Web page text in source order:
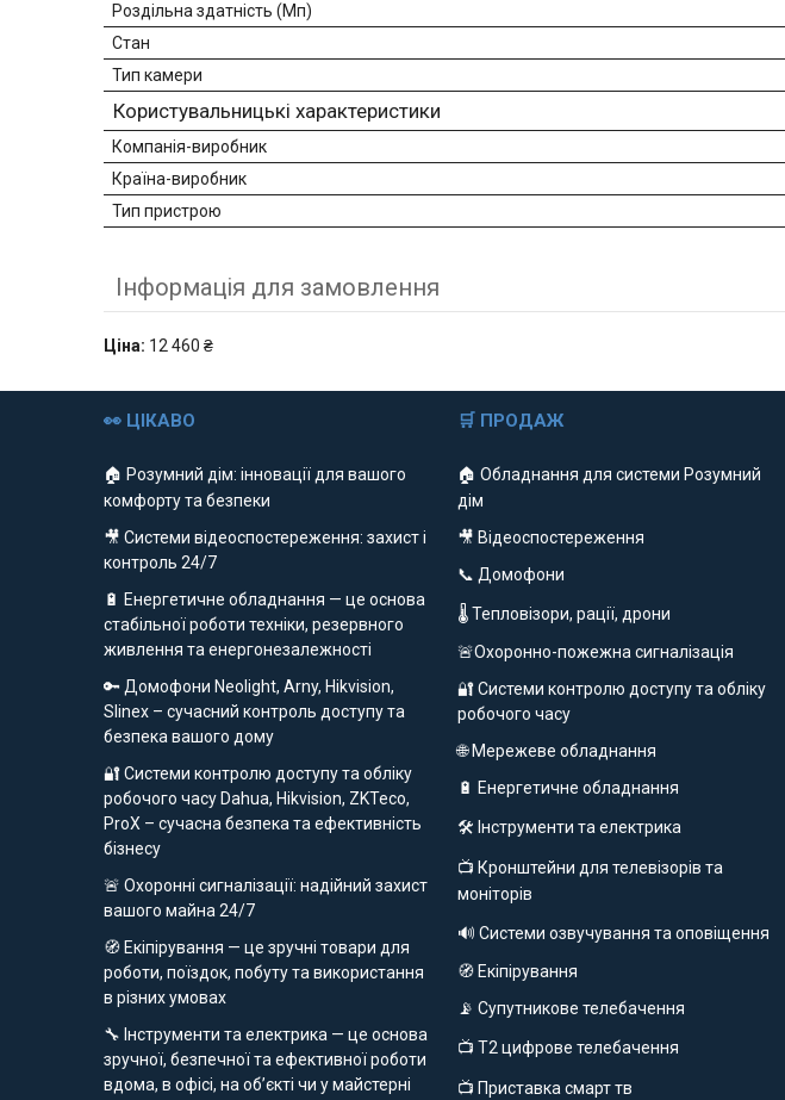
Роздільна здатність (Мп)
Стан
Тип камери
Користувальницькі характеристики
Компанія-виробник
Країна-виробник
Тип пристрою
Інформація для замовлення
Ціна: 12 460 ₴
👀 ЦІКАВО
🏠 Розумний дім: інновації для вашого
комфорту та безпеки
🎥 Системи відеоспостереження: захист і
контроль 24/7
🔋 Енергетичне обладнання — це основа
стабільної роботи техніки, резервного
живлення та енергонезалежності
🔑 Домофони Neolight, Arny, Hikvision,
Slinex – сучасний контроль доступу та
безпека вашого дому
🔐 Системи контролю доступу та обліку
робочого часу Dahua, Hikvision, ZKTeco,
ProX – сучасна безпека та ефективність
бізнесу
🚨 Охоронні сигналізації: надійний захист
вашого майна 24/7
🧭 Екіпірування — це зручні товари для
роботи, поїздок, побуту та використання
в різних умовах
🔧 Інструменти та електрика — це основа
зручної, безпечної та ефективної роботи
вдома, в офісі, на об’єкті чи у майстерні
🛒 ПРОДАЖ
🏠 Обладнання для системи Розумний
дім
🎥 Відеоспостереження
📞 Домофони
🌡 Тепловізори, рації, дрони
🚨Охоронно-пожежна сигналізація
🔐 Системи контролю доступу та обліку
робочого часу
🌐 Мережеве обладнання
🔋 Енергетичне обладнання
🛠️ Інструменти та електрика
📺 Кронштейни для телевізорів та
моніторів
🔊 Системи озвучування та оповіщення
🧭 Екіпірування
📡 Супутникове телебачення
📺 Т2 цифрове телебачення
📺 Приставка смарт тв